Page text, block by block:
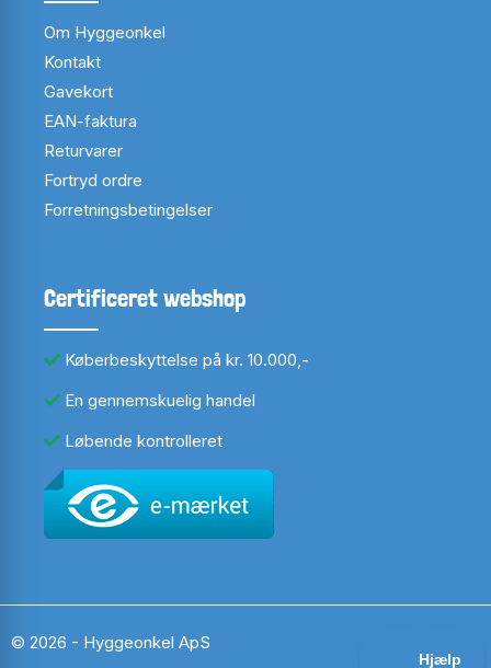
Om Hyggeonkel
Kontakt
Gavekort
EAN-faktura
Returvarer
Fortryd ordre
Forretningsbetingelser
Certificeret webshop
Køberbeskyttelse på kr. 10.000,-
En gennemskuelig handel
Løbende kontrolleret
© 2026 - Hyggeonkel ApS